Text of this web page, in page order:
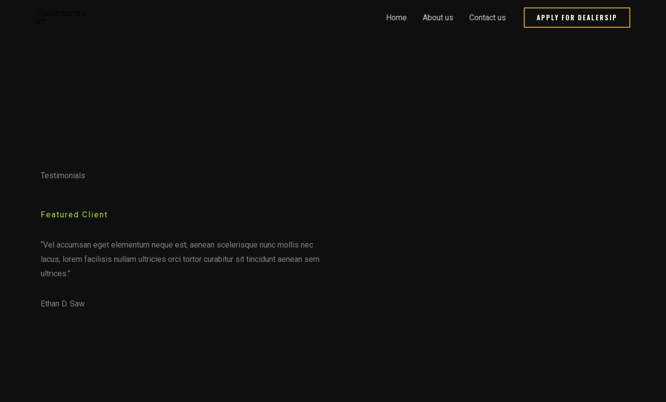
Home About us Contact us APPLY FOR DEALERSIP
Testimonials
Featured Client
“Vel accumsan eget elementum neque est, aenean scelerisque nunc mollis nec
lacus, lorem facilisis nullam ultricies orci tortor curabitur sit tincidunt aenean sem
ultrices.”
Ethan D. Saw